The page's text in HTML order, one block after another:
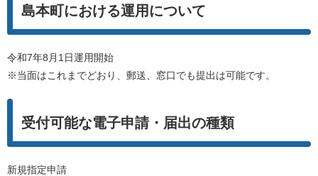
島本町における運用について
令和7年8月1日運用開始
※当面はこれまでどおり、郵送、窓口でも提出は可能です。
受付可能な電子申請・届出の種類
新規指定申請